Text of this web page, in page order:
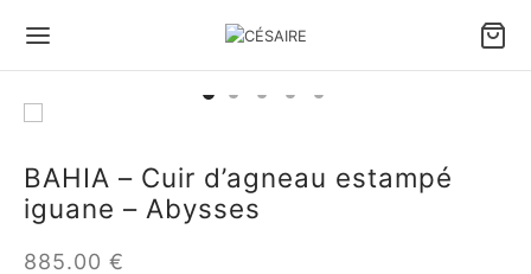
BAHIA – Cuir d’agneau estampé
iguane – Abysses
885.00 €